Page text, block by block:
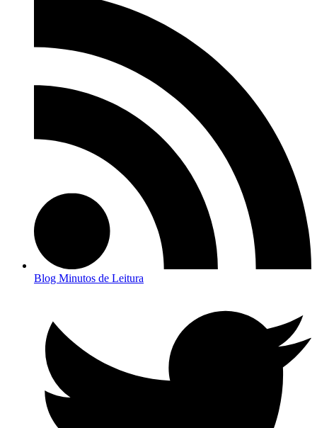
Blog Minutos de Leitura